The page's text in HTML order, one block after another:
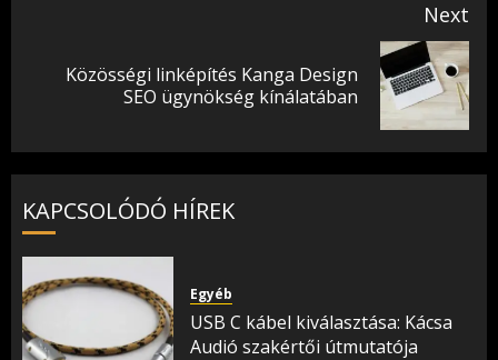
Next
NextKözösségi linképítés Kanga Design
SEO ügynökség kínálatában
KAPCSOLÓDÓ HÍREK
Egyéb
USB C kábel kiválasztása: Kácsa
Audió szakértői útmutatója